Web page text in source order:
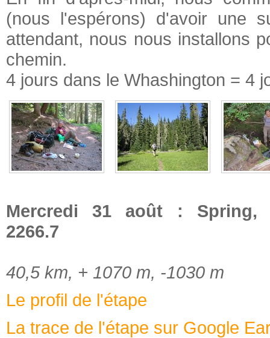
(nous l'espérons) d'avoir une
attendant, nous nous installons
chemin.
4 jours dans le Whashington = 4
Mercredi 31 août : Spring,
2266.7
40,5 km, + 1070 m, -1030 m
Le profil de l'étape
La trace de l'étape sur Google